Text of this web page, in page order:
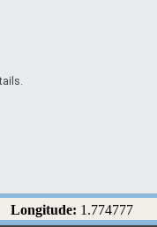
Longitude: 1.774777